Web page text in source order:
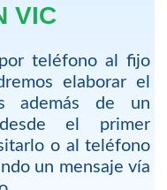
VIC
teléfono al fijo
elaborar el
además de un
el primer
o al teléfono
un mensaje vía